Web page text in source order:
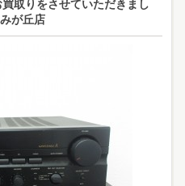
取りをさせていただきまし
が丘店